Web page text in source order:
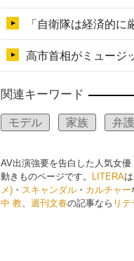
関連キーワード
モデル 家族 弁
AV出演強要を告白した人気女
動きものページです。
LITERAは
メ) ・ スキャンダル ・ カルチャー
中 教、 週刊文春の記事なら リテ